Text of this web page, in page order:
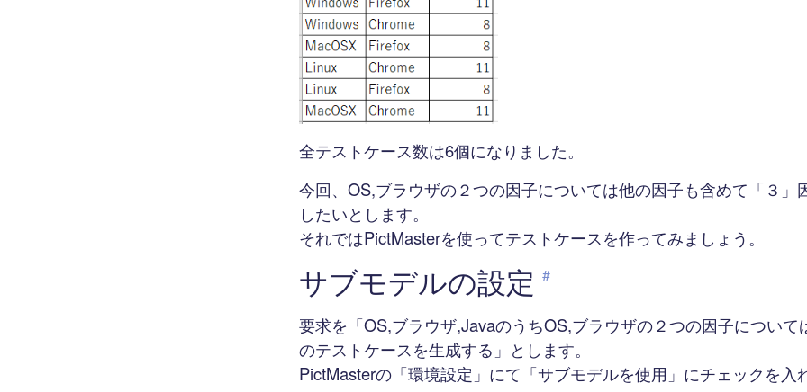
全テストケース数は6個になりました。
今回、OS,ブラウザの２つの因子については他の因子も含めて「３」
したいとします。
それではPictMasterを使ってテストケースを作ってみましょう。
サブモデルの設定 #
要求を「OS,ブラウザ,JavaのうちOS,ブラウザの２つの因子について
のテストケースを生成する」とします。
PictMasterの「環境設定」にて「サブモデルを使用」にチェックを入